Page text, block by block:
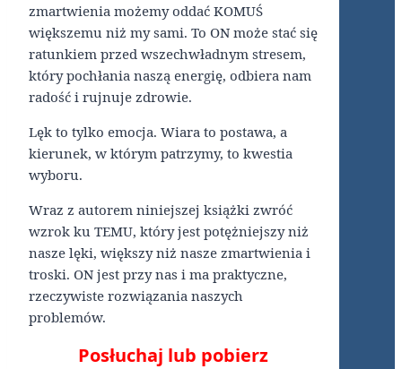
zmartwienia możemy oddać KOMUŚ
większemu niż my sami. To ON może stać się
ratunkiem przed wszechwładnym stresem,
który pochłania naszą energię, odbiera nam
radość i rujnuje zdrowie.
Lęk to tylko emocja. Wiara to postawa, a
kierunek, w którym patrzymy, to kwestia
wyboru.
Wraz z autorem niniejszej książki zwróć
wzrok ku TEMU, który jest potężniejszy niż
nasze lęki, większy niż nasze zmartwienia i
troski. ON jest przy nas i ma praktyczne,
rzeczywiste rozwiązania naszych
problemów.
Posłuchaj lub pobierz